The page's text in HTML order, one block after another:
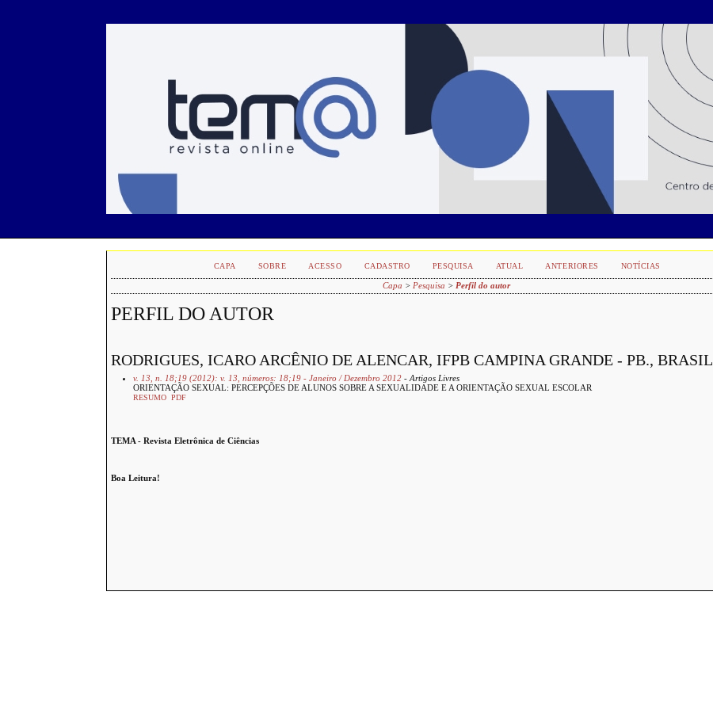
CAPA SOBRE ACESSO CADASTRO PESQUISA ATUAL ANTERIORES NOTÍCIAS
Capa > Pesquisa > Perfil do autor
PERFIL DO AUTOR
RODRIGUES, ICARO ARCÊNIO DE ALENCAR, IFPB CAMPINA GRANDE - PB., BRASIL
v. 13, n. 18;19 (2012): v. 13, números: 18;19 - Janeiro / Dezembro 2012 - Artigos Livres
ORIENTAÇÃO SEXUAL: PERCEPÇÕES DE ALUNOS SOBRE A SEXUALIDADE E A ORIENTAÇÃO SEXUAL ESCOLAR
RESUMO PDF
TEMA - Revista Eletrônica de Ciências
Boa Leitura!